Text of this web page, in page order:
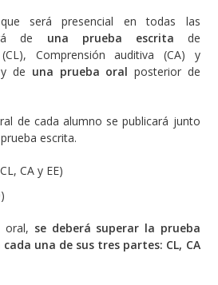
será presencial en todas las
de una prueba escrita de
Comprensión auditiva (CA) y
de una prueba oral posterior de
de cada alumno se publicará junto
escrita.
CA y EE)
oral, se deberá superar la prueba
una de sus tres partes: CL, CA